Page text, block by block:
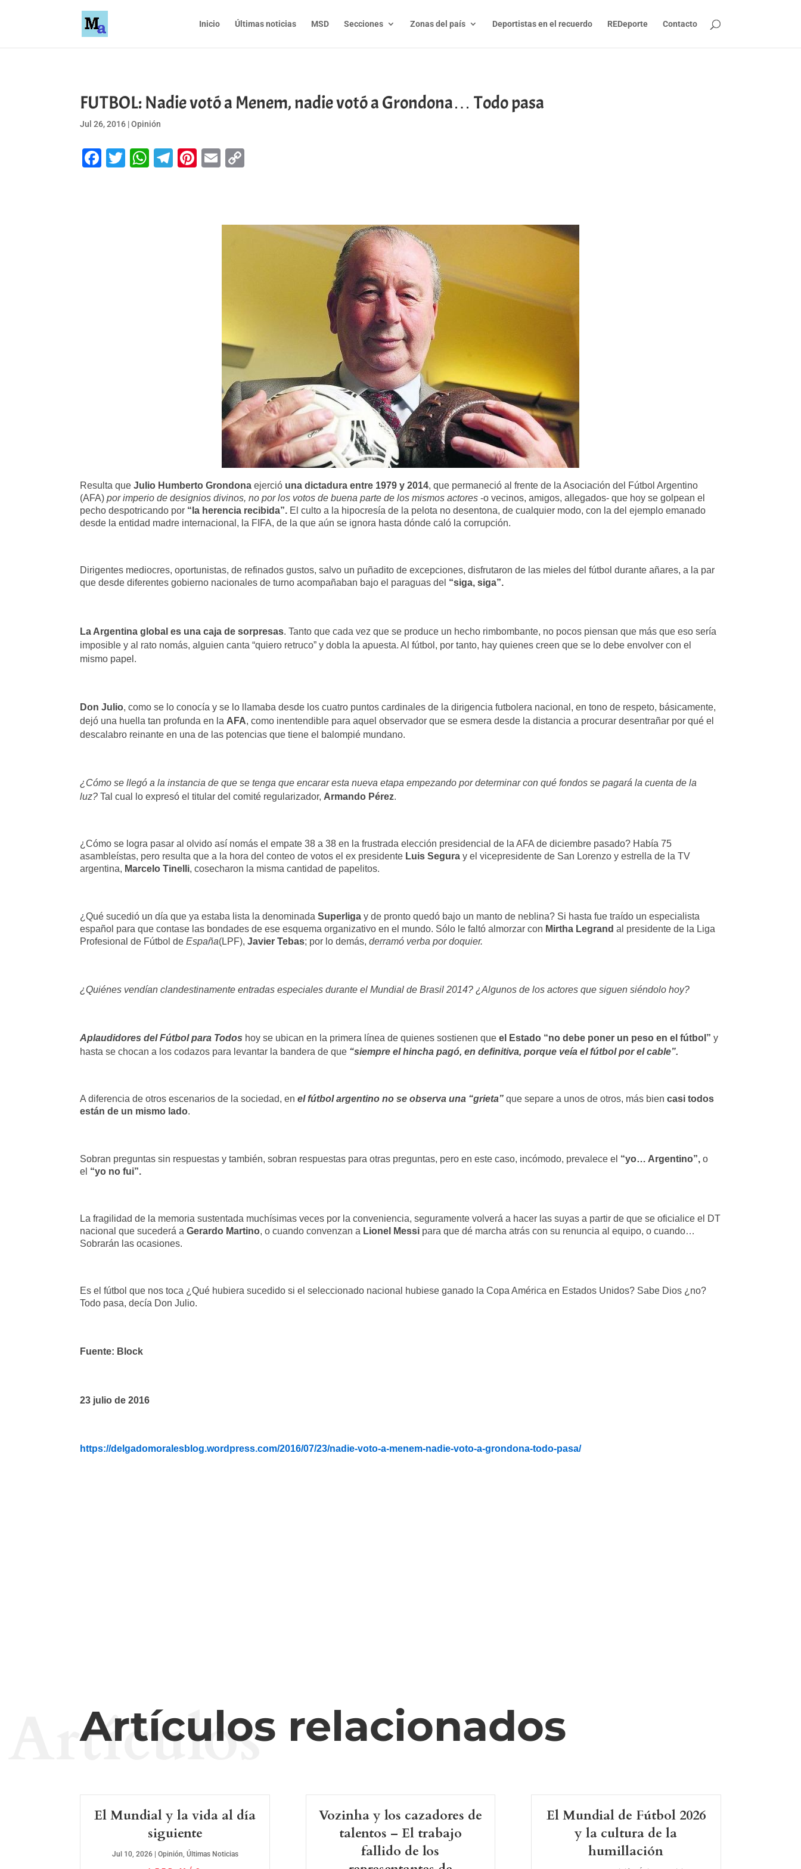
Inicio Últimas noticias MSD Secciones Zonas del país Deportistas en el recuerdo REDeporte Contacto
FUTBOL: Nadie votó a Menem, nadie votó a Grondona… Todo pasa
Jul 26, 2016 |Opinión
Facebook
Twitter
WhatsApp
Telegram
Pinterest
Email
Resulta queJulio Humberto Grondona ejerció una dictadura entre 1979 y 2014, que permaneció al frente de la Asociación del Fútbol Argentino
(AFA)por imperio de designios divinos, no por los votos de buena parte de los mismos actores -o vecinos, amigos, allegados- que hoy se golpean el
pecho despotricando por “la herencia recibida”. El culto a la hipocresía de la pelota no desentona, de cualquier modo, con la del ejemplo emanado
desde la entidad madre internacional, la FIFA, de la que aún se ignora hasta dónde caló la corrupción.
Dirigentes mediocres, oportunistas, de refinados gustos, salvo un puñadito de excepciones, disfrutaron de las mieles del fútbol durante añares, a la par
que desde diferentes gobierno nacionales de turno acompañaban bajo el paraguas del “siga, siga”.
La Argentina global es una caja de sorpresas. Tanto que cada vez que se produce un hecho rimbombante, no pocos piensan que más que eso sería
imposible y al rato nomás, alguien canta “quiero retruco” y dobla la apuesta. Al fútbol, por tanto, hay quienes creen que se lo debe envolver con el
mismo papel.
Don Julio, como se lo conocía y se lo llamaba desde los cuatro puntos cardinales de la dirigencia futbolera nacional, en tono de respeto, básicamente,
dejó una huella tan profunda en la AFA, como inentendible para aquel observador que se esmera desde la distancia a procurar desentrañar por qué el
descalabro reinante en una de las potencias que tiene el balompié mundano.
¿Cómo se llegó a la instancia de que se tenga que encarar esta nueva etapa empezando por determinar con qué fondos se pagará la cuenta de la
luz? Tal cual lo expresó el titular del comité regularizador, Armando Pérez.
¿Cómo se logra pasar al olvido así nomás el empate 38 a 38 en la frustrada elección presidencial de la AFA de diciembre pasado? Había 75
asambleístas, pero resulta que a la hora del conteo de votos el ex presidente Luis Segura y el vicepresidente de San Lorenzo y estrella de la TV
argentina, Marcelo Tinelli, cosecharon la misma cantidad de papelitos.
¿Qué sucedió un día que ya estaba lista la denominadaSuperliga y de pronto quedó bajo un manto de neblina? Si hasta fue traído un especialista
español para que contase las bondades de ese esquema organizativo en el mundo. Sólo le faltó almorzar con Mirtha Legrand al presidente de la Liga
Profesional de Fútbol deEspaña(LPF),Javier Tebas; por lo demás,derramó verba por doquier.
¿Quiénes vendían clandestinamente entradas especiales durante el Mundial de Brasil 2014? ¿Algunos de los actores que siguen siéndolo hoy?
Aplaudidores del Fútbol para Todos hoy se ubican en la primera línea de quienes sostienen queel Estado “no debe poner un peso en el fútbol” y
hasta se chocan a los codazos para levantar la bandera de que “siempre el hincha pagó, en definitiva, porque veía el fútbol por el cable”.
A diferencia de otros escenarios de la sociedad, enel fútbol argentino no se observa una “grieta” que separe a unos de otros, más biencasi todos
están de un mismo lado.
Sobran preguntas sin respuestas y también, sobran respuestas para otras preguntas, pero en este caso, incómodo, prevalece el “yo… Argentino”, o
el “yo no fui”.
La fragilidad de la memoria sustentada muchísimas veces por la conveniencia, seguramente volverá a hacer las suyas a partir de que se oficialice el DT
nacional que sucederá aGerardo Martino, o cuando convenzan a Lionel Messi para que dé marcha atrás con su renuncia al equipo, o cuando…
Sobrarán las ocasiones.
Es el fútbol que nos toca ¿Qué hubiera sucedido si el seleccionado nacional hubiese ganado la Copa América en Estados Unidos? Sabe Dios ¿no?
Todo pasa, decía Don Julio.
Fuente: Block
23 julio de 2016
https://delgadomoralesblog.wordpress.com/2016/07/23/nadie-voto-a-menem-nadie-voto-a-grondona-todo-pasa/
Artículos relacionados
Artículos
El Mundial y la vida al día
siguiente
Jul 10, 2026| Opinión Últimas Noticias
Vozinha y los cazadores de
talentos – El trabajo
fallido de los
El Mundial de Fútbol 2026
y la cultura de la
humillación